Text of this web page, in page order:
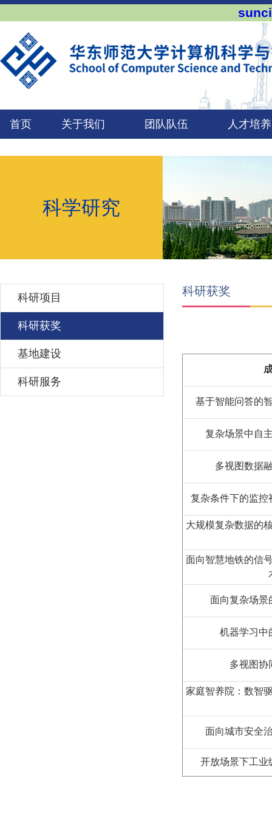
首页 关于我们 团队队伍 人才培养
科学研究
科研项目
科研获奖
基地建设
科研服务
科研获奖
基于智能问答的
复杂场景中自
多视图数据
复杂条件下的监控
大规模复杂数据的
面向智慧地铁的信
面向复杂场景
机器学习中
多视图协
家庭智养院：数智
面向城市安全
开放场景下工业